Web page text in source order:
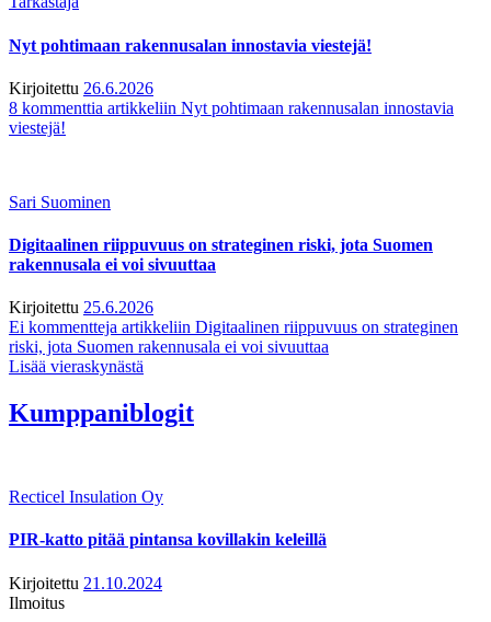
Nyt pohtimaan rakennusalan innostavia viestejä!
Kirjoitettu 26.6.2026
8 kommenttia artikkeliin Nyt pohtimaan rakennusalan innostavia
viestejä!
Sari Suominen
Digitaalinen riippuvuus on strateginen riski, jota Suomen
rakennusala ei voi sivuuttaa
Kirjoitettu 25.6.2026
Ei kommentteja artikkeliin Digitaalinen riippuvuus on strateginen
riski, jota Suomen rakennusala ei voi sivuuttaa
Lisää vieraskynästä
Kumppaniblogit
Recticel Insulation Oy
PIR-katto pitää pintansa kovillakin keleillä
Kirjoitettu 21.10.2024
Ilmoitus